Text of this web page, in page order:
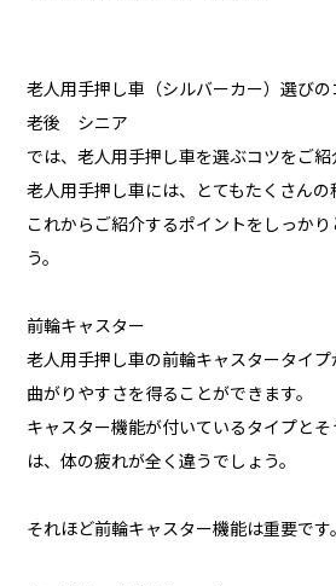
老人用手押し車（シルバーカー）選びの
老後 シニア
では、老人用手押し車を選ぶコツをご紹
老人用手押し車には、とてもたくさんの
これからご紹介するポイントをしっか
う。
前輪キャスター
老人用手押し車の前輪キャスタータイプ
曲がりやすさを得ることができます。
キャスター機能が付いているタイプと
は、体の疲れが全く違うでしょう。
それほど前輪キャスター機能は重要です